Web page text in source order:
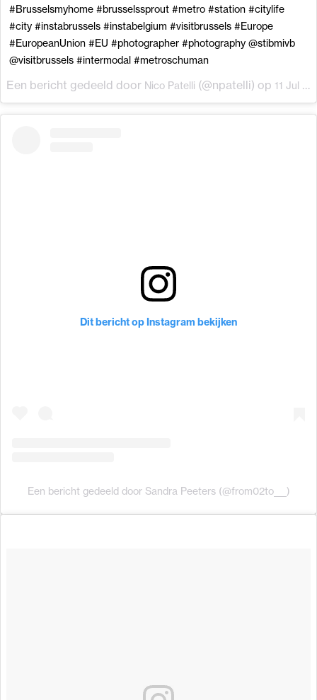
#Brusselsmyhome #brusselssprout #metro #station #citylife
#city #instabrussels #instabelgium #visitbrussels #Europe
#EuropeanUnion #EU #photographer #photography @stibmivb
@visitbrussels #intermodal #metroschuman
Een bericht gedeeld door Nico Patelli (@npatelli) op 11 Jul 2017 om 11:52 (PDT)
Dit bericht op Instagram bekijken
Een bericht gedeeld door Sandra Peeters (@from02to___)